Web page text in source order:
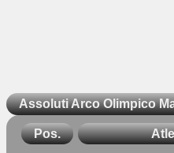
Assoluti Arco Olimpico
Pos.